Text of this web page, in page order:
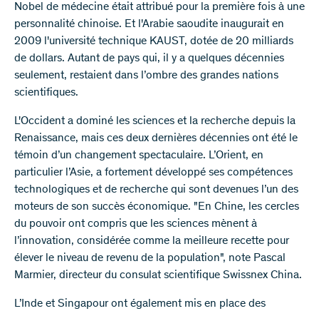
Nobel de médecine était attribué pour la première fois à une
personnalité chinoise. Et l'Arabie saoudite inaugurait en
2009 l'université technique KAUST, dotée de 20 milliards
de dollars. Autant de pays qui, il y a quelques décennies
seulement, restaient dans l’ombre des grandes nations
scientifiques.
L'Occident a dominé les sciences et la recherche depuis la
Renaissance, mais ces deux dernières décennies ont été le
témoin d’un changement spectaculaire. L’Orient, en
particulier l’Asie, a fortement développé ses compétences
technologiques et de recherche qui sont devenues l’un des
moteurs de son succès économique. "En Chine, les cercles
du pouvoir ont compris que les sciences mènent à
l’innovation, considérée comme la meilleure recette pour
élever le niveau de revenu de la population", note Pascal
Marmier, directeur du consulat scientifique Swissnex China.
L’Inde et Singapour ont également mis en place des